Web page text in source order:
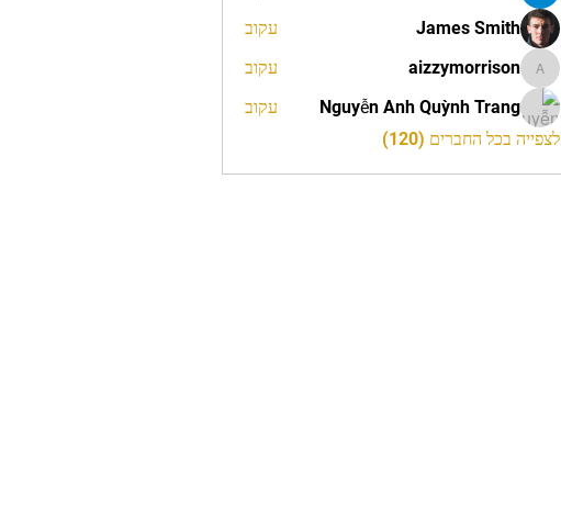
James Smith
עקוב
aizzymorrison
aizzymorrison
עקוב
Nguyễn Anh Quỳnh Trang
עקוב
לצפייה בכל החברים (120)